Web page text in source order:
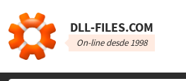
DLL‑FILES.COM
On-line desde 1998